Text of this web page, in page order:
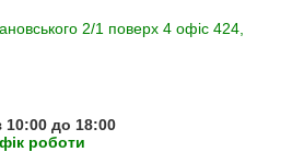
2/1 поверх 4 офіс 424,
10:00 до 18:00
роботи